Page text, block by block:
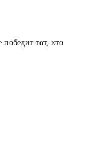
тот, кто